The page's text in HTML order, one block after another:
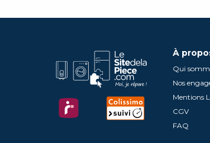
À
Qui
Nos
Mentions
CGV
FAQ